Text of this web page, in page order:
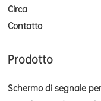
Circa
Contatto
Prodotto
Schermo di segnale